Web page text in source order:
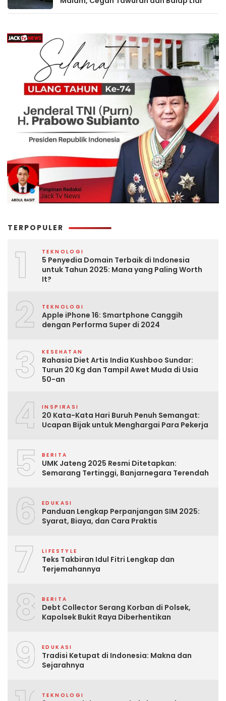
TERPOPULER
1 TEKNOLOGI
5 Penyedia Domain Terbaik di Indonesia
untuk Tahun 2025: Mana yang Paling Worth
It?
2 TEKNOLOGI
Apple iPhone 16: Smartphone Canggih
dengan Performa Super di 2024
3 KESEHATAN
Rahasia Diet Artis India Kushboo Sundar:
Turun 20 Kg dan Tampil Awet Muda di Usia
50-an
4 INSPIRASI
20 Kata-Kata Hari Buruh Penuh Semangat:
Ucapan Bijak untuk Menghargai Para Pekerja
5 BERITA
UMK Jateng 2025 Resmi Ditetapkan:
Semarang Tertinggi, Banjarnegara Terendah
6 EDUKASI
Panduan Lengkap Perpanjangan SIM 2025:
Syarat, Biaya, dan Cara Praktis
7 LIFESTYLE
Teks Takbiran Idul Fitri Lengkap dan
Terjemahannya
8 BERITA
Debt Collector Serang Korban di Polsek,
Kapolsek Bukit Raya Diberhentikan
9 EDUKASI
Tradisi Ketupat di Indonesia: Makna dan
Sejarahnya
TEKNOLOGI